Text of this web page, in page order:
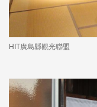
HIT廣島縣觀光聯盟